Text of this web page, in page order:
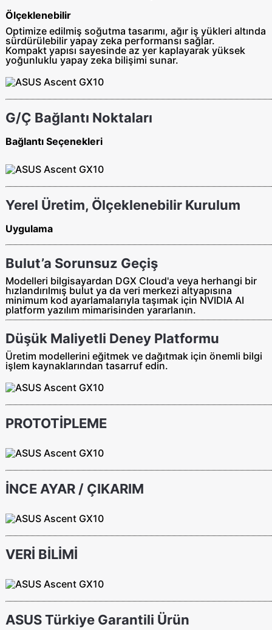
Ölçeklenebilir
Optimize edilmiş soğutma tasarımı, ağır iş yükleri altında
sürdürülebilir yapay zeka performansı sağlar.
Kompakt yapısı sayesinde az yer kaplayarak yüksek
yoğunluklu yapay zeka bilişimi sunar.
G/Ç Bağlantı Noktaları
Bağlantı Seçenekleri
Yerel Üretim, Ölçeklenebilir Kurulum
Uygulama
Bulut’a Sorunsuz Geçiş
Modelleri bilgisayardan DGX Cloud'a veya herhangi bir
hızlandırılmış bulut ya da veri merkezi altyapısına
minimum kod ayarlamalarıyla taşımak için NVIDIA AI
platform yazılım mimarisinden yararlanın.
Düşük Maliyetli Deney Platformu
Üretim modellerini eğitmek ve dağıtmak için önemli bilgi
işlem kaynaklarından tasarruf edin.
PROTOTİPLEME
İNCE AYAR / ÇIKARIM
VERİ BİLİMİ
ASUS Türkiye Garantili Ürün